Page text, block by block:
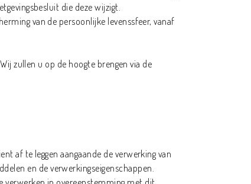
die deze wijzigt.
van de persoonlijke levenssfeer, vanaf
zullen u op de hoogte brengen via de
af te leggen aangaande de verwerking van
en de verwerkingseigenschappen.